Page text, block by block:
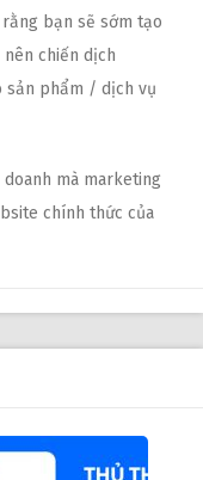
bạn sẽ sớm tạo
chiến dịch
sản phẩm / dịch vụ
mà marketing
chính thức của